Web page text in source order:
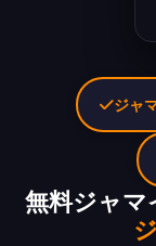
無料ジャ
ジャ